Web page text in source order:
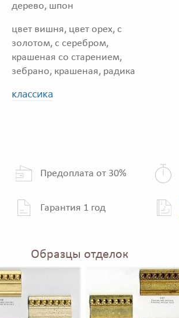
дерево, шпон
цвет вишня, цвет орех, с
золотом, с серебром,
крашеная со старением,
зебрано, крашеная, радика
классика
Предоплата от 30%
Гарантия 1 год
Образцы отделок